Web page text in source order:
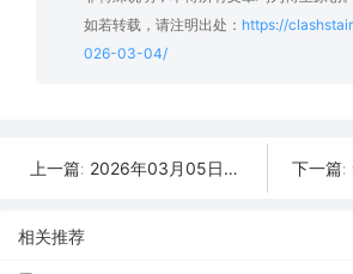
如若转载，请注明出处： https://
026-03-04/
上一篇: 2026年03月05日更新：26条SSR/V2Ray/Clash可用免费节点 下一篇:
相关推荐